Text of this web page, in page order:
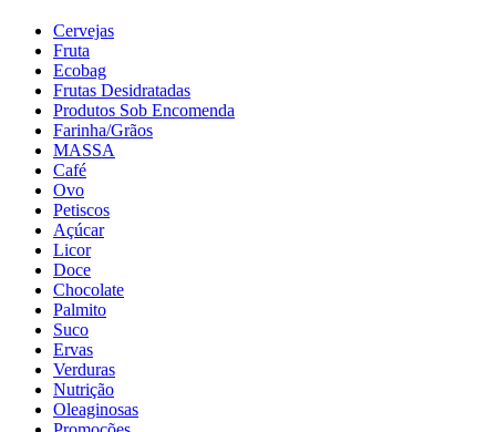
Cervejas
Fruta
Ecobag
Frutas Desidratadas
Produtos Sob Encomenda
Farinha/Grãos
MASSA
Café
Ovo
Petiscos
Açúcar
Licor
Doce
Chocolate
Palmito
Suco
Ervas
Verduras
Nutrição
Oleaginosas